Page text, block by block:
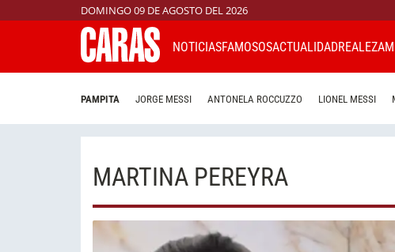
DOMINGO 09 DE AGOSTO DEL 2026
NOTICIASFAMOSOSACTUALIDADREALEZA
PAMPITA JORGE MESSI ANTONELA ROCCUZZO LIONEL MESSI
MARTINA PEREYRA